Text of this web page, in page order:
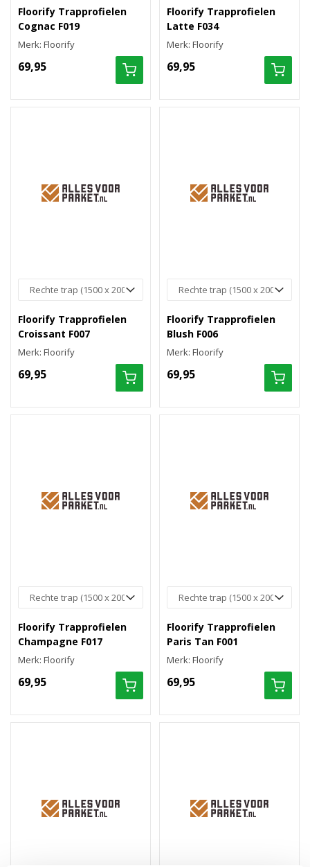
Floorify Trapprofielen
Cognac F019
Merk: Floorify
69,95
Floorify Trapprofielen
Latte F034
Merk: Floorify
69,95
Floorify Trapprofielen
Croissant F007
Merk: Floorify
69,95
Floorify Trapprofielen
Blush F006
Merk: Floorify
69,95
Floorify Trapprofielen
Champagne F017
Merk: Floorify
69,95
Floorify Trapprofielen
Paris Tan F001
Merk: Floorify
69,95